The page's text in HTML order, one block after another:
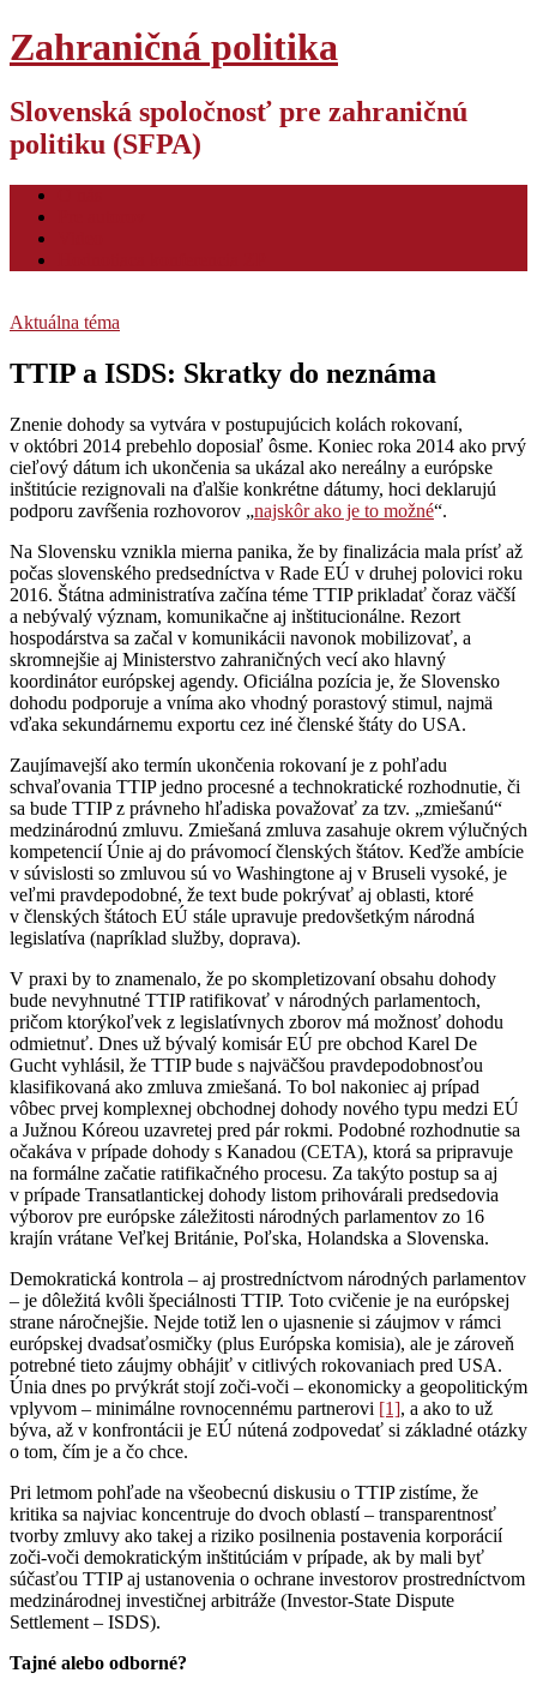
Zahraničná politika
Slovenská spoločnosť pre zahraničnú
politiku (SFPA)
Aktuálna téma
TTIP a ISDS: Skratky do neznáma
Znenie dohody sa vytvára v postupujúcich kolách rokovaní,
v októbri 2014 prebehlo doposiaľ ôsme. Koniec roka 2014 ako prvý
cieľový dátum ich ukončenia sa ukázal ako nereálny a európske
inštitúcie rezignovali na ďalšie konkrétne dátumy, hoci deklarujú
podporu zavŕšenia rozhovorov „najskôr ako je to možné“.
Na Slovensku vznikla mierna panika, že by finalizácia mala prísť až
počas slovenského predsedníctva v Rade EÚ v druhej polovici roku
2016. Štátna administratíva začína téme TTIP prikladať čoraz väčší
a nebývalý význam, komunikačne aj inštitucionálne. Rezort
hospodárstva sa začal v komunikácii navonok mobilizovať, a
skromnejšie aj Ministerstvo zahraničných vecí ako hlavný
koordinátor európskej agendy. Oficiálna pozícia je, že Slovensko
dohodu podporuje a vníma ako vhodný porastový stimul, najmä
vďaka sekundárnemu exportu cez iné členské štáty do USA.
Zaujímavejší ako termín ukončenia rokovaní je z pohľadu
schvaľovania TTIP jedno procesné a technokratické rozhodnutie, či
sa bude TTIP z právneho hľadiska považovať za tzv. „zmiešanú“
medzinárodnú zmluvu. Zmiešaná zmluva zasahuje okrem výlučných
kompetencií Únie aj do právomocí členských štátov. Keďže ambície
v súvislosti so zmluvou sú vo Washingtone aj v Bruseli vysoké, je
veľmi pravdepodobné, že text bude pokrývať aj oblasti, ktoré
v členských štátoch EÚ stále upravuje predovšetkým národná
legislatíva (napríklad služby, doprava).
V praxi by to znamenalo, že po skompletizovaní obsahu dohody
bude nevyhnutné TTIP ratifikovať v národných parlamentoch,
pričom ktorýkoľvek z legislatívnych zborov má možnosť dohodu
odmietnuť. Dnes už bývalý komisár EÚ pre obchod Karel De
Gucht vyhlásil, že TTIP bude s najväčšou pravdepodobnosťou
klasifikovaná ako zmluva zmiešaná. To bol nakoniec aj prípad
vôbec prvej komplexnej obchodnej dohody nového typu medzi EÚ
a Južnou Kóreou uzavretej pred pár rokmi. Podobné rozhodnutie sa
očakáva v prípade dohody s Kanadou (CETA), ktorá sa pripravuje
na formálne začatie ratifikačného procesu. Za takýto postup sa aj
v prípade Transatlantickej dohody listom prihovárali predsedovia
výborov pre európske záležitosti národných parlamentov zo 16
krajín vrátane Veľkej Británie, Poľska, Holandska a Slovenska.
Demokratická kontrola – aj prostredníctvom národných parlamentov
– je dôležitá kvôli špeciálnosti TTIP. Toto cvičenie je na európskej
strane náročnejšie. Nejde totiž len o ujasnenie si záujmov v rámci
európskej dvadsaťosmičky (plus Európska komisia), ale je zároveň
potrebné tieto záujmy obhájiť v citlivých rokovaniach pred USA.
Únia dnes po prvýkrát stojí zoči-voči – ekonomicky a geopolitickým
vplyvom – minimálne rovnocennému partnerovi [1], a ako to už
býva, až v konfrontácii je EÚ nútená zodpovedať si základné otázky
o tom, čím je a čo chce.
Pri letmom pohľade na všeobecnú diskusiu o TTIP zistíme, že
kritika sa najviac koncentruje do dvoch oblastí – transparentnosť
tvorby zmluvy ako takej a riziko posilnenia postavenia korporácií
zoči-voči demokratickým inštitúciám v prípade, ak by mali byť
súčasťou TTIP aj ustanovenia o ochrane investorov prostredníctvom
medzinárodnej investičnej arbitráže (Investor-State Dispute
Settlement – ISDS).
Tajné alebo odborné?